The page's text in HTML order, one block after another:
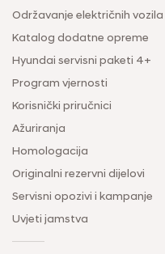
Održavanje električnih vozila
Katalog dodatne opreme
Hyundai servisni paketi 4+
Program vjernosti
Korisnički priručnici
Ažuriranja
Homologacija
Originalni rezervni dijelovi
Servisni opozivi i kampanje
Uvjeti jamstva